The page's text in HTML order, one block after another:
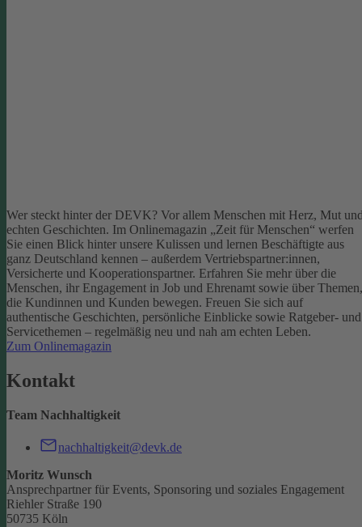
Wer steckt hinter der DEVK? Vor allem Menschen mit Herz, Mut
echten Geschichten. Im Onlinemagazin „Zeit für Menschen“ werfen
Sie einen Blick hinter unsere Kulissen und lernen Beschäftigte aus
ganz Deutschland kennen – außerdem Vertriebspartner:innen,
Versicherte und Kooperationspartner. Erfahren Sie mehr über die
Menschen, ihr Engagement in Job und Ehrenamt sowie über Themen,
die Kundinnen und Kunden bewegen. Freuen Sie sich auf
authentische Geschichten, persönliche Einblicke sowie Ratgeber- und
Servicethemen – regelmäßig neu und nah am echten Leben.
Zum Onlinemagazin
Kontakt
Team Nachhaltigkeit
nachhaltigkeit@devk.de
Moritz Wunsch
Ansprechpartner für Events, Sponsoring und soziales Engagement
Riehler Straße 190
50735 Köln